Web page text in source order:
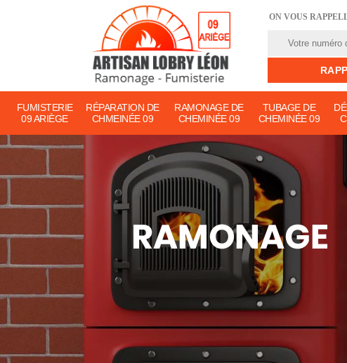
ON VOUS
FUMISTERIE
09 ARIÈGE
RÉPARATION DE
CHMEINÉE 09
RAMONAGE DE
CHEMINÉE 09
TUBAGE DE
CHEMINÉE 09